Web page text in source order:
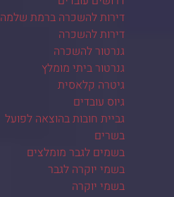
דירות להשכרה ברמת שלמה
דירות להשכרה
גנרטור להשכרה
גנרטור ביתי מומלץ
גיטרה קלאסית
גיוס עובדים
גביית חובות בהוצאה לפועל
בשרים
בשמים לגבר מומלצים
בשמי יוקרה לגבר
בשמי יוקרה